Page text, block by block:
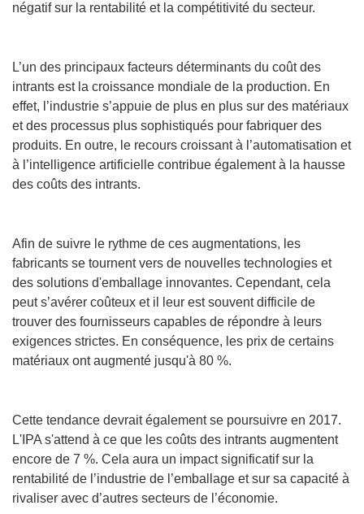
négatif sur la rentabilité et la compétitivité du secteur.
L’un des principaux facteurs déterminants du coût des
intrants est la croissance mondiale de la production. En
effet, l’industrie s’appuie de plus en plus sur des matériaux
et des processus plus sophistiqués pour fabriquer des
produits. En outre, le recours croissant à l’automatisation et
à l’intelligence artificielle contribue également à la hausse
des coûts des intrants.
Afin de suivre le rythme de ces augmentations, les
fabricants se tournent vers de nouvelles technologies et
des solutions d'emballage innovantes. Cependant, cela
peut s’avérer coûteux et il leur est souvent difficile de
trouver des fournisseurs capables de répondre à leurs
exigences strictes. En conséquence, les prix de certains
matériaux ont augmenté jusqu'à 80 %.
Cette tendance devrait également se poursuivre en 2017.
L'IPA s'attend à ce que les coûts des intrants augmentent
encore de 7 %. Cela aura un impact significatif sur la
rentabilité de l’industrie de l’emballage et sur sa capacité à
rivaliser avec d’autres secteurs de l’économie.